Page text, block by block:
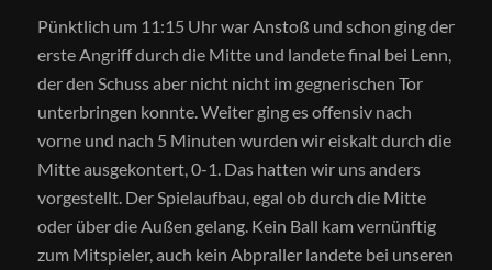
Pünktlich um 11:15 Uhr war Anstoß und schon ging der
erste Angriff durch die Mitte und landete final bei Lenn,
der den Schuss aber nicht nicht im gegnerischen Tor
unterbringen konnte. Weiter ging es offensiv nach
vorne und nach 5 Minuten wurden wir eiskalt durch die
Mitte ausgekontert, 0-1. Das hatten wir uns anders
vorgestellt. Der Spielaufbau, egal ob durch die Mitte
oder über die Außen gelang. Kein Ball kam vernünftig
zum Mitspieler, auch kein Abpraller landete bei unseren